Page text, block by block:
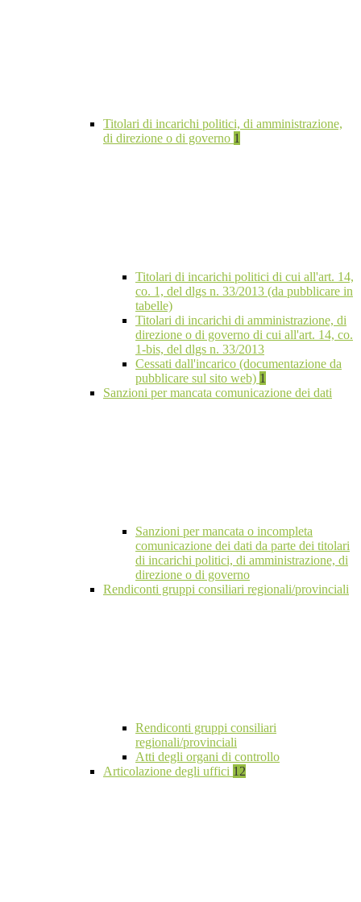
Titolari di incarichi politici, di amministrazione,
di direzione o di governo 1
Titolari di incarichi politici di cui all'art. 14,
co. 1, del dlgs n. 33/2013 (da pubblicare in
tabelle)
Titolari di incarichi di amministrazione, di
direzione o di governo di cui all'art. 14, co.
1-bis, del dlgs n. 33/2013
Cessati dall'incarico (documentazione da
pubblicare sul sito web) 1
Sanzioni per mancata comunicazione dei dati
Sanzioni per mancata o incompleta
comunicazione dei dati da parte dei titolari
di incarichi politici, di amministrazione, di
direzione o di governo
Rendiconti gruppi consiliari regionali/provinciali
Rendiconti gruppi consiliari
regionali/provinciali
Atti degli organi di controllo
Articolazione degli uffici 12